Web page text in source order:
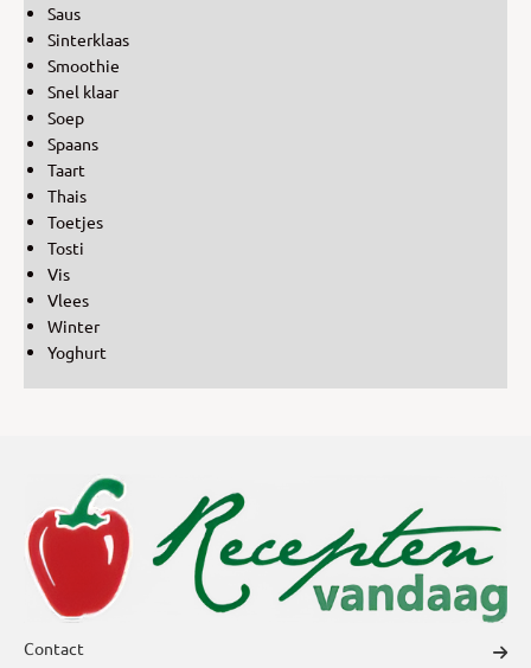
Saus
Sinterklaas
Smoothie
Snel klaar
Soep
Spaans
Taart
Thais
Toetjes
Tosti
Vis
Vlees
Winter
Yoghurt
Contact